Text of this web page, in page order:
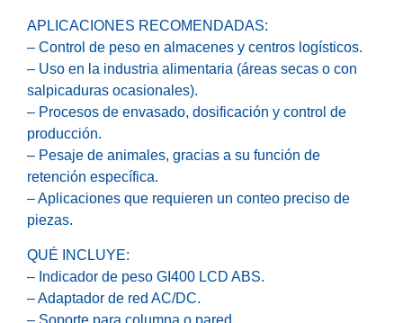
APLICACIONES RECOMENDADAS:
– Control de peso en almacenes y centros logísticos.
– Uso en la industria alimentaria (áreas secas o con
salpicaduras ocasionales).
– Procesos de envasado, dosificación y control de
producción.
– Pesaje de animales, gracias a su función de
retención específica.
– Aplicaciones que requieren un conteo preciso de
piezas.
QUÉ INCLUYE:
– Indicador de peso GI400 LCD ABS.
– Adaptador de red AC/DC.
– Soporte para columna o pared.